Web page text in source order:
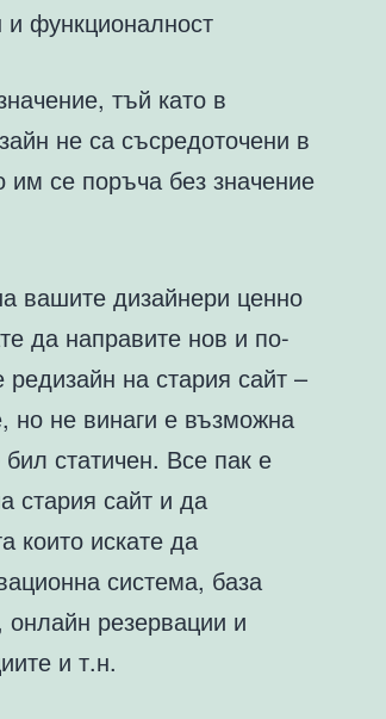
и функционалност
тъй като в
не са съсредоточени в
се поръча без значение
вашите дизайнери ценно
да направите нов и по-
на стария сайт –
но не винаги е възможна
статичен. Все пак е
стария сайт и да
които искате да
система, база
резервации и
и т.н.